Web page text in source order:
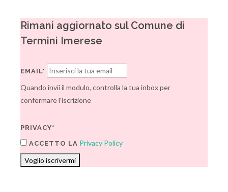
Rimani aggiornato sul Comune di
Termini Imerese
EMAIL*
Quando invii il modulo, controlla la tua inbox per
confermare l'iscrizione
PRIVACY*
ACCETTO LA Privacy Policy
Voglio iscrivermi